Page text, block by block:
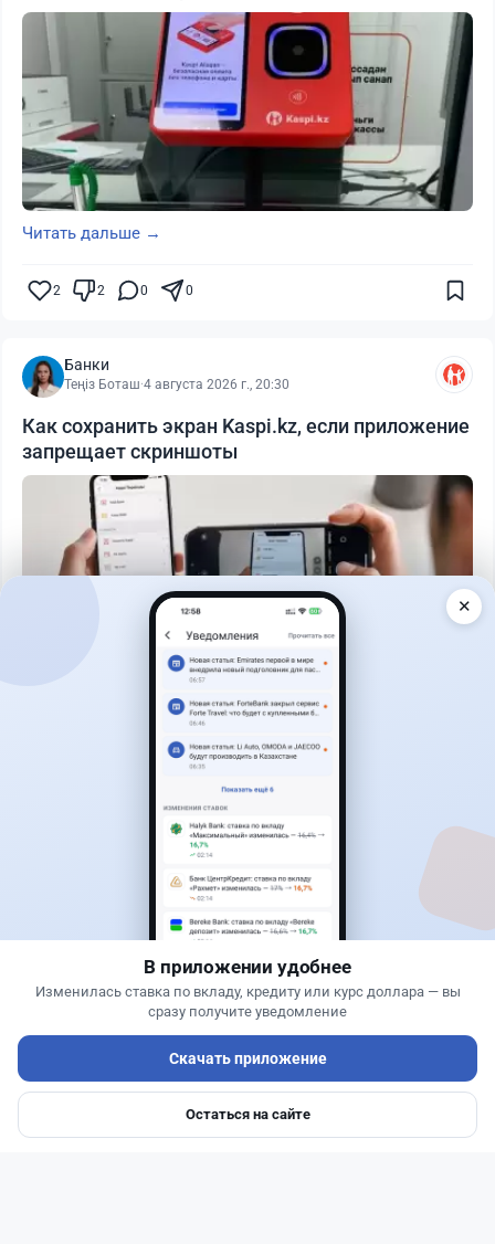
Читать дальше →
2 2 0 0
Банки
Теңіз Боташ·4 августа 2026 г., 20:30
Как сохранить экран Kaspi.kz, если приложение
запрещает скриншоты
21
6 августа 2026 г., 12:14
Залог за визу потребуют США: коснется ли это
Ипотеки Авто
✕
В приложении удобнее
Изменилась ставка по вкладу, кредиту или курс доллара — вы
сразу получите уведомление
Скачать приложение
Остаться на сайте